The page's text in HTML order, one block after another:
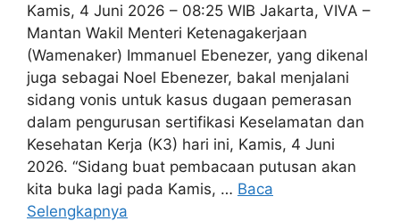
Kamis, 4 Juni 2026 – 08:25 WIB Jakarta, VIVA –
Mantan Wakil Menteri Ketenagakerjaan
(Wamenaker) Immanuel Ebenezer, yang dikenal
juga sebagai Noel Ebenezer, bakal menjalani
sidang vonis untuk kasus dugaan pemerasan
dalam pengurusan sertifikasi Keselamatan dan
Kesehatan Kerja (K3) hari ini, Kamis, 4 Juni
2026. “Sidang buat pembacaan putusan akan
kita buka lagi pada Kamis, … Baca
Selengkapnya